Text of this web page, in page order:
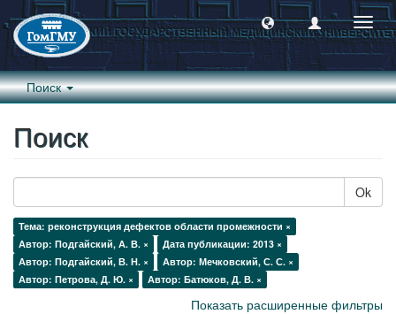
Поиск
Поиск
Ok
Тема: реконструкция дефектов области промежности ×
Автор: Подгайский, А. В. ×
Дата публикации: 2013 ×
Автор: Подгайский, В. Н. ×
Автор: Мечковский, С. С. ×
Автор: Петрова, Д. Ю. ×
Автор: Батюков, Д. В. ×
Показать расширенные фильтры